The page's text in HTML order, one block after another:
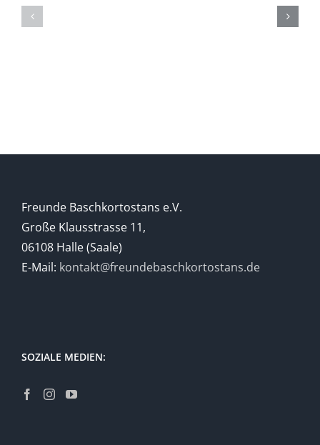
Freunde Baschkortostans e.V.
Große Klausstrasse 11,
06108 Halle (Saale)
E-Mail: kontakt@freundebaschkortostans.de
SOZIALE MEDIEN: